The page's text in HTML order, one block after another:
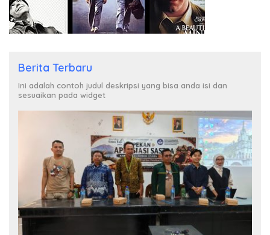
Berita Terbaru
Ini adalah contoh judul deskripsi yang bisa anda isi dan
sesuaikan pada widget